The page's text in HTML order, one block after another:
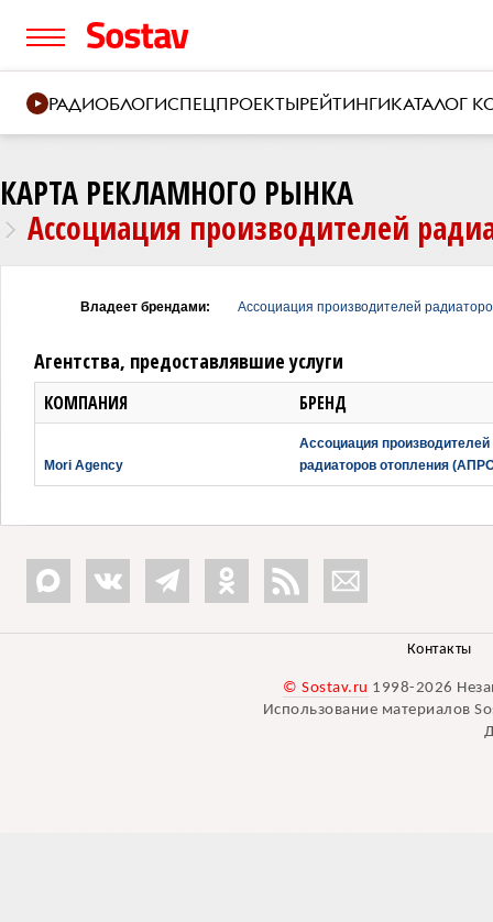
РАДИОБЛОГИСПЕЦПРОЕКТЫРЕЙТИНГИКАТАЛОГ
КАРТА РЕКЛАМНОГО РЫНКА
Ассоциация производителей
Владеет брендами: Ассоциация производителей
Агентства, предоставлявшие услуги
КОМПАНИЯ БРЕНД
Mori Agency
Ассоциация производителей
радиаторов отопления
Контакты
© Sostav.ru 1998-2026
Использование материалов